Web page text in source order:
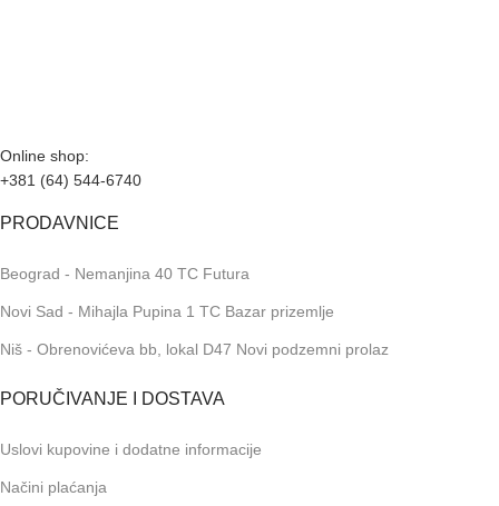
Online shop:
+381 (64) 544-6740
PRODAVNICE
Beograd - Nemanjina 40 TC Futura
Novi Sad - Mihajla Pupina 1 TC Bazar prizemlje
Niš - Obrenovićeva bb, lokal D47 Novi podzemni prolaz
PORUČIVANJE I DOSTAVA
Uslovi kupovine i dodatne informacije
Načini plaćanja